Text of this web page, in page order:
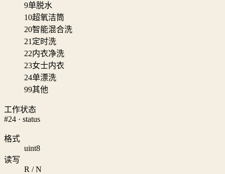
9单脱水
10超氧洁筒
20智能混合洗
21 定时洗
22内衣净洗
23女士内衣
24单漂洗
99其他
工作状态
#24 · status
格式
uint8
读写
R / N